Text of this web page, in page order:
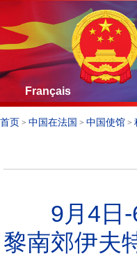
Français
首页 > 中国在法国 > 中国使馆 >
9月4日-6
黎南郊伊夫